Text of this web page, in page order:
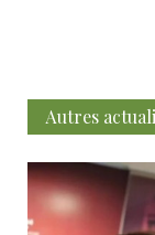
Autres